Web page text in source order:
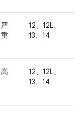
严
重
12、12L、
13、14
高
12、12L、
13、14